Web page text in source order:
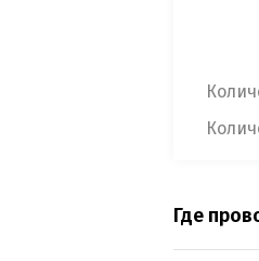
Где